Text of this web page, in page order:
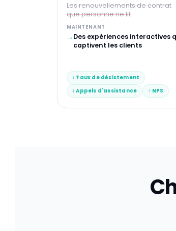
Les renouvellements de contrat
que personne ne lit
MAINTENANT
→Des expériences interactives
captivent les clients
↓ Taux de désistement
↓ Appels d'assistance
↑ NPS